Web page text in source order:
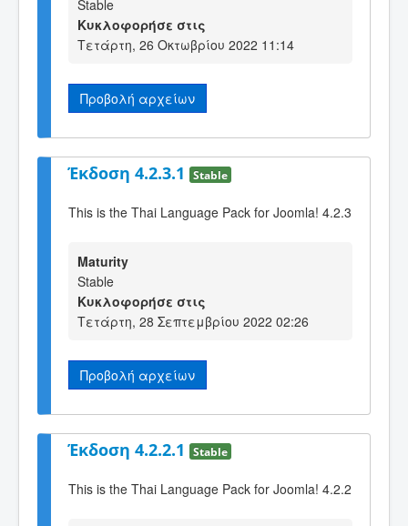
Stable
Κυκλοφορήσε στις
Τετάρτη, 26 Οκτωβρίου 2022 11:14
Προβολή αρχείων
Έκδοση 4.2.3.1 Stable
This is the Thai Language Pack for Joomla! 4.2.3
Maturity
Stable
Κυκλοφορήσε στις
Τετάρτη, 28 Σεπτεμβρίου 2022 02:26
Προβολή αρχείων
Έκδοση 4.2.2.1 Stable
This is the Thai Language Pack for Joomla! 4.2.2